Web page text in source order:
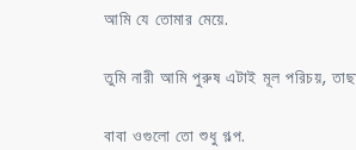
আমি যে তোমার মেয়ে.
তুমি নারী আমি পুরুষ এটাই মূল পরিচয়,
বাবা ওগুলো তো শুধু গল্প.